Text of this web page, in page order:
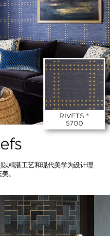
RIVETS ®
5700
精湛工艺和现代美学为设计理
。